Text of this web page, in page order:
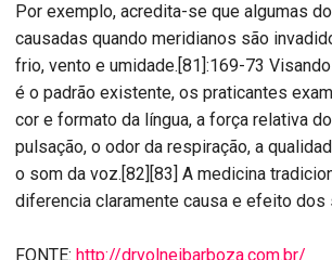
Por exemplo, acredita-se que algumas
causadas quando meridianos são
frio, vento e umidade.[81]:169-73
é o padrão existente, os praticantes
cor e formato da língua, a força relativa
pulsação, o odor da respiração, a
o som da voz.[82][83] A medicina
diferencia claramente causa e efeito dos
FONTE: http://drvolneibarboza.com.br/